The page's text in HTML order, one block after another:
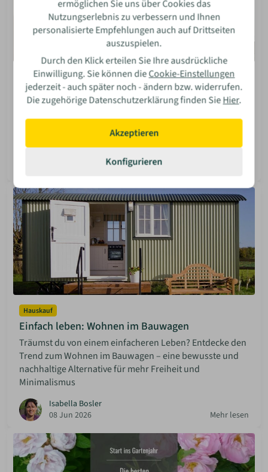
Einrichtung
Kleines Kinderzimmer ganz groß
Wie du ein kleines Kinderzimmer optimal einrichtest?
Entdecke smarte Ideen für multifunktionale Möbel, mehr
Stauraum und eine kindgerechte Wohlfühloase.
Hauskauf
Einfach leben: Wohnen im Bauwagen
Träumst du von einem einfacheren Leben? Entdecke den
Trend zum Wohnen im Bauwagen – eine bewusste und
nachhaltige Alternative für mehr Freiheit und
Minimalismus
Isabella Bosler
08 Jun 2026
Mehr lesen
ermöglichen Sie uns über Cookies das
Nutzungserlebnis zu verbessern und Ihnen
personalisierte Empfehlungen auch auf Drittseiten
auszuspielen.
Durch den Klick erteilen Sie Ihre ausdrückliche
Einwilligung. Sie können dieCookie-Einstellungen
jederzeit - auch später noch - ändern bzw. widerrufen.
Die zugehörige Datenschutzerklärung finden SieHier.
Akzeptieren
Konfigurieren